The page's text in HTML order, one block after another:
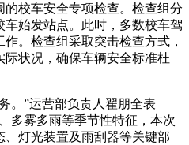
校车安全专项检查。检查组分
始发站点。此时，多数校车驾
。检查组采取突击检查方式，
状况，确保车辆安全标准杜
。”运营部负责人翟朋全表
多雾多雨等季节性特征，本次
灯光装置及雨刮器等关键部